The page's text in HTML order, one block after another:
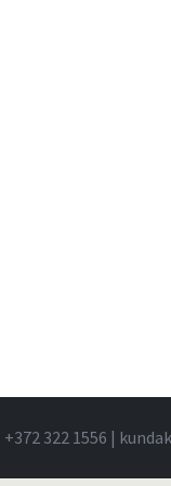
+372 322 1556 |